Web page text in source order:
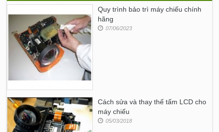
Quy trình bảo trì máy chiếu chính
hãng
07/06/2023
Cách sửa và thay thế tấm LCD cho
máy chiếu
05/03/2018